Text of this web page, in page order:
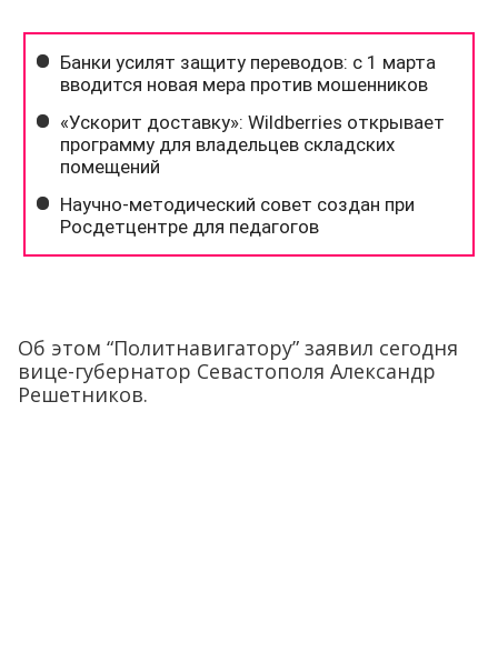
Об этом “Политнавигатору” заявил сегодня
вице-губернатор Севастополя Александр
Решетников.